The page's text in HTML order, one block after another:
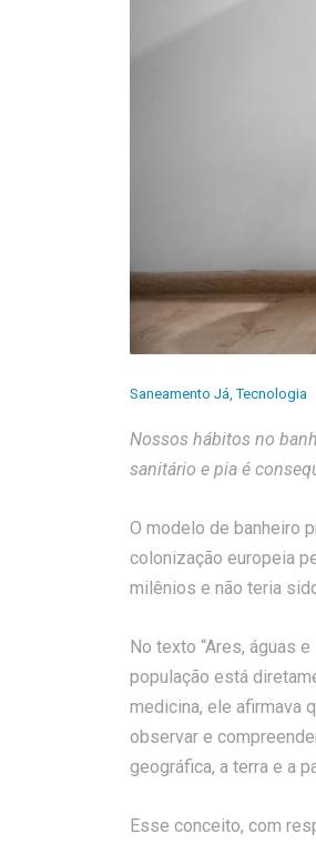
Saneamento Já ,Tecnologia
Nossos hábitos no
sanitário e pia é
O modelo de banheiro
colonização europeia
milênios e não teria
No texto “Ares, águas
população está
medicina, ele afirmava
observar e
geográfica, a terra e a
Esse conceito, com